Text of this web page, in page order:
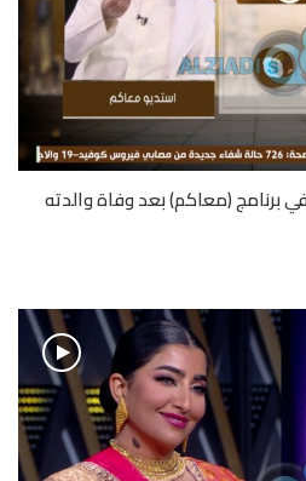
برنامج (معاكم) بعد وفاة والدته